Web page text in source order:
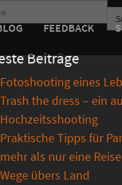
FEEDBACK
Beiträge
Fotoshooting eines
Trash the dress – ein
Hochzeitsshooting
Praktische Tipps für
mehr als nur eine
Wege übers Land